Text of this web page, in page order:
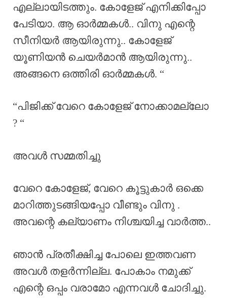
എല്ലായിടത്തും. കോളേജ് എനിക്കിപ്പോ
പേടിയാ. ആ ഓർമ്മകൾ.. വിനു എന്റെ
സീനിയർ ആയിരുന്നു.. കോളേജ്
യൂണിയൻ ചെയർമാൻ ആയിരുന്നു..
അങ്ങനെ ഒത്തിരി ഓർമ്മകൾ. “
“പിജിക്ക്‌ വേറെ കോളേജ് നോക്കാമല്ലോ
? “
അവൾ സമ്മതിച്ചു
വേറെ കോളേജ്, വേറെ കൂട്ടുകാർ ഒക്കെ
മാറിത്തുടങ്ങിയപ്പോ വീണ്ടും വിനു .
അവന്റെ കല്യാണം നിശ്ചയിച്ച വാർത്ത..
ഞാൻ പ്രതീക്ഷിച്ച പോലെ ഇത്തവണ
അവൾ തളർന്നില്ല. പോകാം നമുക്ക്
എന്റെ ഒപ്പം വരാമോ എന്നവൾ ചോദിച്ചു.